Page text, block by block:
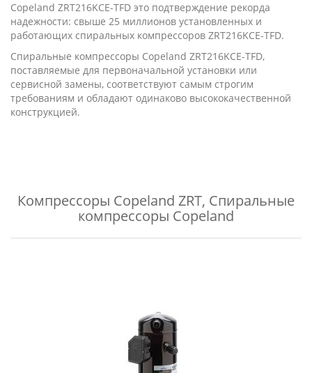
Copeland ZRT216KCE-TFD это подтверждение рекорда
надежности: свыше 25 миллионов установленных и
работающих спиральных компрессоров ZRT216KCE-TFD.
Спиральные компрессоры Copeland ZRT216KCE-TFD,
поставляемые для первоначальной установки или
сервисной замены, соответствуют самым строгим
требованиям и обладают одинаково высококачественной
конструкцией.
Компрессоры Copeland ZRT, Спиральные
компрессоры Copeland